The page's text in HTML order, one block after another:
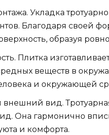
Укладка
Благодаря своей
образуя
Плитка
веществ в
и окружающей
внешний вид.
Она гармонично
и комфорта.